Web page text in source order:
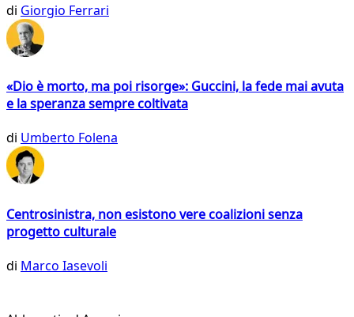
di Giorgio Ferrari
«Dio è morto, ma poi risorge»: Guccini, la fede mai avuta
e la speranza sempre coltivata
di Umberto Folena
Centrosinistra, non esistono vere coalizioni senza
progetto culturale
di Marco Iasevoli